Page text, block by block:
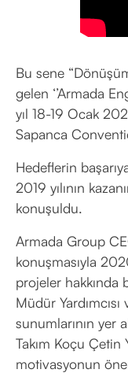
Bu sene
gelen ‘’Armada
yıl 18-19 Ocak
Sapanca
Hedeflerin
2019 yılının
konuşuldu.
Armada Group
konuşmasıyla
projeler hakkında
Müdür
sunumlarının yer
Takım Koçu Çetin
motivasyonun